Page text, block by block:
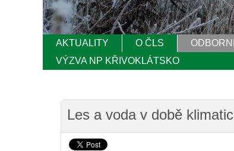
AKTUALITY O ČLS
VÝZVA NP KŘIVOKLÁTSKO
Les a voda v době